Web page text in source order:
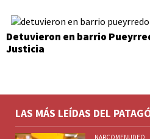
Detuvieron en barrio
Justicia
LAS MÁS LEÍDAS DEL
NARCOMENUDEO